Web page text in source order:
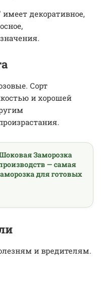
декоративное,
Сорт
и хорошей
Заморозка
— самая
для готовых
и вредителям.